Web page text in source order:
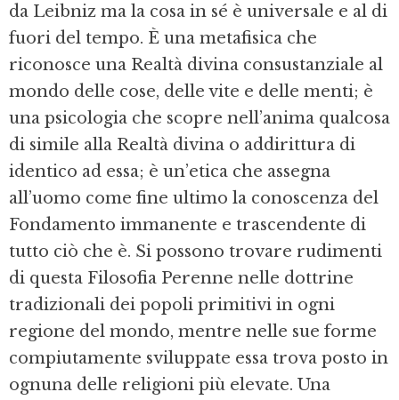
da Leibniz ma la cosa in sé è universale e al di
fuori del tempo. È una metafisica che
riconosce una Realtà divina consustanziale al
mondo delle cose, delle vite e delle menti; è
una psicologia che scopre nell’anima qualcosa
di simile alla Realtà divina o addirittura di
identico ad essa; è un’etica che assegna
all’uomo come fine ultimo la conoscenza del
Fondamento immanente e trascendente di
tutto ciò che è. Si possono trovare rudimenti
di questa Filosofia Perenne nelle dottrine
tradizionali dei popoli primitivi in ogni
regione del mondo, mentre nelle sue forme
compiutamente sviluppate essa trova posto in
ognuna delle religioni più elevate. Una